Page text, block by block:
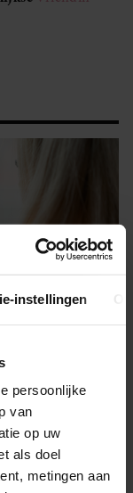
instellingen
persoonlijke
van
op uw
als doel
metingen aan
vol verdriet,
vrijdag